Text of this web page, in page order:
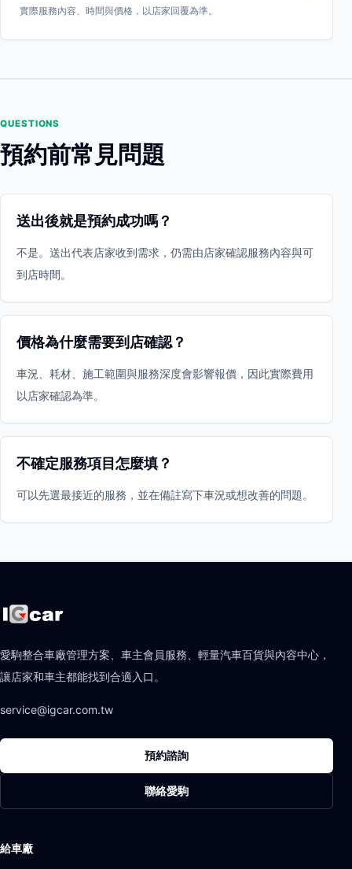
實際服務內容、時間與價格，以店家回覆為準。
QUESTIONS
預約前常見問題
送出後就是預約成功嗎？
不是。送出代表店家收到需求，仍需由店家確認服務內容與可
到店時間。
價格為什麼需要到店確認？
車況、耗材、施工範圍與服務深度會影響報價，因此實際費用
以店家確認為準。
不確定服務項目怎麼填？
可以先選最接近的服務，並在備註寫下車況或想改善的問題。
愛駒整合車廠管理方案、車主會員服務、輕量汽車百貨與內容中心，
讓店家和車主都能找到合適入口。
service@igcar.com.tw
預約諮詢
聯絡愛駒
給車廠